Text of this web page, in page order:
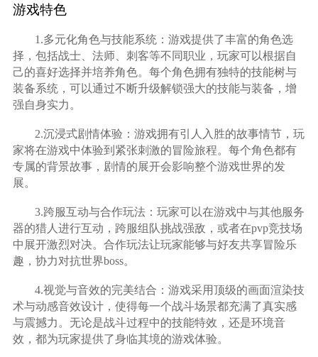
游戏特色
1.多元化角色与技能系统：游戏提供了丰富的角色选
择，包括战士、法师、刺客等不同职业，玩家可以根据自
己的喜好选择并培养角色。每个角色拥有独特的技能树与
装备系统，可以通过不断升级解锁强大的技能与装备，增
强自身实力。
2.沉浸式剧情体验：游戏拥有引人入胜的故事情节，玩
家将在游戏中体验到紧张刺激的冒险旅程。每个角色都有
专属的背景故事，剧情的展开会影响整个游戏世界的发
展。
3.跨服互动与合作玩法：玩家可以在游戏中与其他服务
器的猎人进行互动，跨服组队挑战强敌，或者在pvp竞技场
中展开激烈对决。合作玩法让玩家能够与好友共享冒险乐
趣，协力对抗世界boss。
4.视觉与音效的完美结合：游戏采用顶级的画面渲染技
术与动感音效设计，使得每一个战斗场景都充满了真实感
与震撼力。无论是战斗过程中的技能特效，还是环境音
效，都为玩家提供了身临其境的游戏体验。